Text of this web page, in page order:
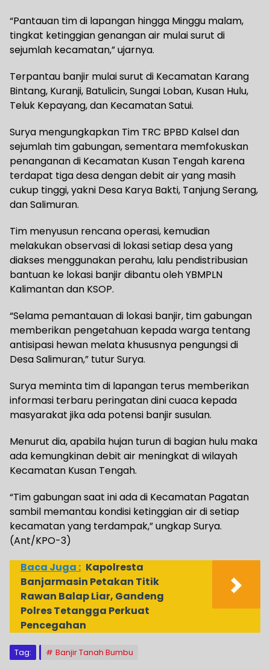
“Pantauan tim di lapangan hingga Minggu malam,
tingkat ketinggian genangan air mulai surut di
sejumlah kecamatan,” ujarnya.
Terpantau banjir mulai surut di Kecamatan Karang
Bintang, Kuranji, Batulicin, Sungai Loban, Kusan Hulu,
Teluk Kepayang, dan Kecamatan Satui.
Surya mengungkapkan Tim TRC BPBD Kalsel dan
sejumlah tim gabungan, sementara memfokuskan
penanganan di Kecamatan Kusan Tengah karena
terdapat tiga desa dengan debit air yang masih
cukup tinggi, yakni Desa Karya Bakti, Tanjung Serang,
dan Salimuran.
Tim menyusun rencana operasi, kemudian
melakukan observasi di lokasi setiap desa yang
diakses menggunakan perahu, lalu pendistribusian
bantuan ke lokasi banjir dibantu oleh YBMPLN
Kalimantan dan KSOP.
“Selama pemantauan di lokasi banjir, tim gabungan
memberikan pengetahuan kepada warga tentang
antisipasi hewan melata khususnya pengungsi di
Desa Salimuran,” tutur Surya.
Surya meminta tim di lapangan terus memberikan
informasi terbaru peringatan dini cuaca kepada
masyarakat jika ada potensi banjir susulan.
Menurut dia, apabila hujan turun di bagian hulu maka
ada kemungkinan debit air meningkat di wilayah
Kecamatan Kusan Tengah.
“Tim gabungan saat ini ada di Kecamatan Pagatan
sambil memantau kondisi ketinggian air di setiap
kecamatan yang terdampak,” ungkap Surya.
(Ant/KPO-3)
Baca Juga : Kapolresta
Banjarmasin Petakan Titik
Rawan Balap Liar, Gandeng
Polres Tetangga Perkuat
Pencegahan
Tag: Banjir Tanah Bumbu